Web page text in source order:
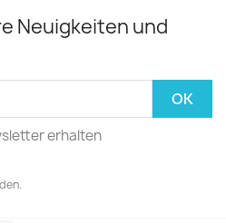
Neuigkeiten und
erhalten